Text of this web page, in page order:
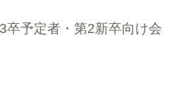
卒予定者・第2新卒向け会